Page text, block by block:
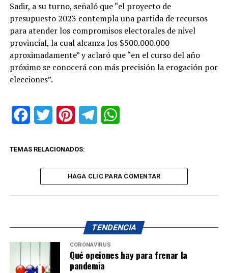
Sadir, a su turno, señaló que “el proyecto de
presupuesto 2023 contempla una partida de recursos
para atender los compromisos electorales de nivel
provincial, la cual alcanza los $500.000.000
aproximadamente” y aclaró que “en el curso del año
próximo se conocerá con más precisión la erogación por
elecciones”.
FacebookTwitter PinterestTelegram
TEMAS RELACIONADOS:
HAGA CLIC PARA COMENTAR
TENDENCIA
CORONAVIRUS
Qué opciones hay para frenar la
pandemia